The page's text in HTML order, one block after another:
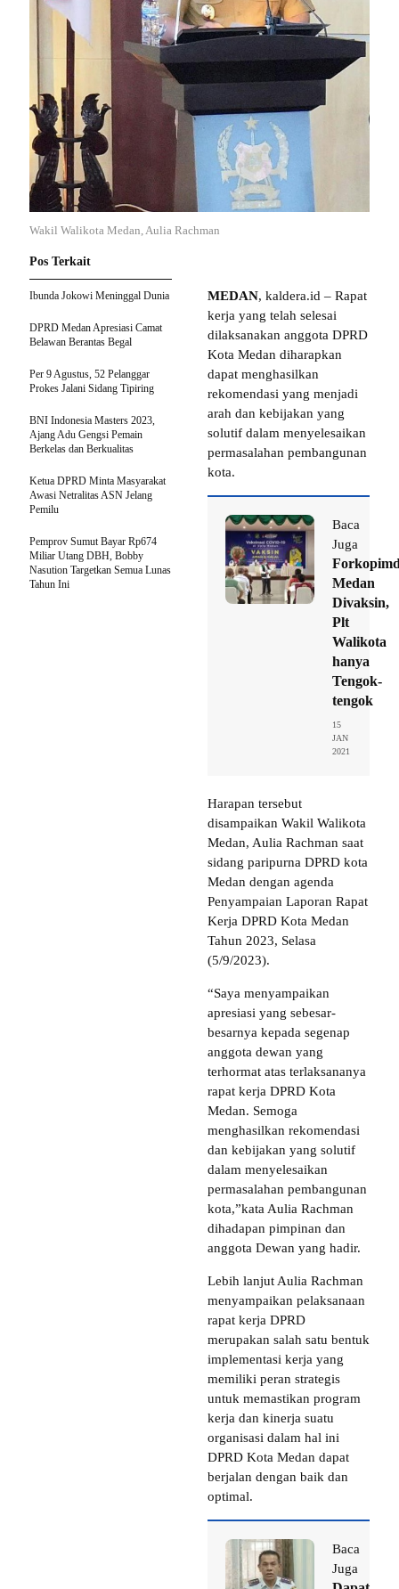
Wakil Walikota Medan, Aulia Rachman
MEDAN, kaldera.id – Rapat
kerja yang telah selesai
dilaksanakan anggota DPRD
Kota Medan diharapkan
dapat menghasilkan
rekomendasi yang menjadi
arah dan kebijakan yang
solutif dalam menyelesaikan
permasalahan pembangunan
kota.
Baca
Juga
Medan
Divaksin,
Plt
Walikota
hanya
Tengok-
tengok
15
JAN
2021
Harapan tersebut
disampaikan Wakil Walikota
Medan, Aulia Rachman saat
sidang paripurna DPRD kota
Medan dengan agenda
Penyampaian Laporan Rapat
Kerja DPRD Kota Medan
Tahun 2023, Selasa
(5/9/2023).
“Saya menyampaikan
apresiasi yang sebesar-
besarnya kepada segenap
anggota dewan yang
terhormat atas terlaksananya
rapat kerja DPRD Kota
Medan. Semoga
menghasilkan rekomendasi
dan kebijakan yang solutif
dalam menyelesaikan
permasalahan pembangunan
kota,”kata Aulia Rachman
dihadapan pimpinan dan
anggota Dewan yang hadir.
Lebih lanjut Aulia Rachman
menyampaikan pelaksanaan
rapat kerja DPRD
merupakan salah satu bentuk
implementasi kerja yang
memiliki peran strategis
untuk memastikan program
kerja dan kinerja suatu
organisasi dalam hal ini
DPRD Kota Medan dapat
berjalan dengan baik dan
optimal.
Baca
Juga
Pos Terkait
Ibunda Jokowi Meninggal Dunia
DPRD Medan Apresiasi Camat
Belawan Berantas Begal
Per 9 Agustus, 52 Pelanggar
Prokes Jalani Sidang Tipiring
BNI Indonesia Masters 2023,
Ajang Adu Gengsi Pemain
Berkelas dan Berkualitas
Ketua DPRD Minta Masyarakat
Awasi Netralitas ASN Jelang
Pemilu
Pemprov Sumut Bayar Rp674
Miliar Utang DBH, Bobby
Nasution Targetkan Semua Lunas
Tahun Ini